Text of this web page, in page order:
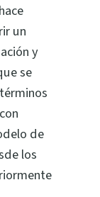
un
y
se
de
los